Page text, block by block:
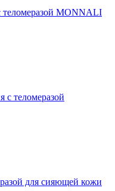
MONNALI
теломеразой
для сияющей кожи